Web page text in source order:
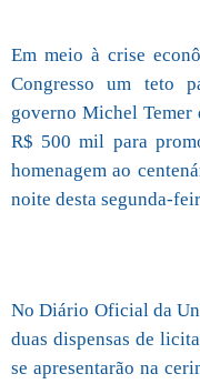
Em meio à crise
Congresso um teto
governo Michel Temer
R$ 500 mil para
homenagem ao
noite desta segunda-
No Diário Oficial da
duas dispensas de
se apresentarão na